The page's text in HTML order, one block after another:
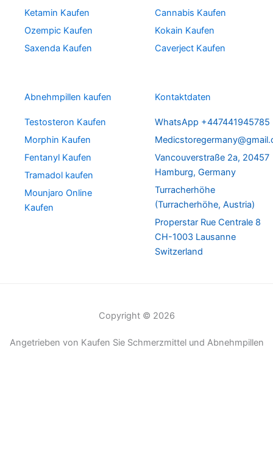
Ketamin Kaufen
Ozempic Kaufen
Saxenda Kaufen
Cannabis Kaufen
Kokain Kaufen
Caverject Kaufen
Abnehmpillen kaufen
Testosteron Kaufen
Morphin Kaufen
Fentanyl Kaufen
Tramadol kaufen
Mounjaro Online
Kaufen
Kontaktdaten
WhatsApp +447441945785
Vancouverstraße 2a, 20457
Hamburg, Germany
Turracherhöhe
(Turracherhöhe, Austria)
Properstar Rue Centrale 8
CH-1003 Lausanne
Switzerland
Copyright © 2026
Angetrieben von Kaufen Sie Schmerzmittel und Abnehmpillen